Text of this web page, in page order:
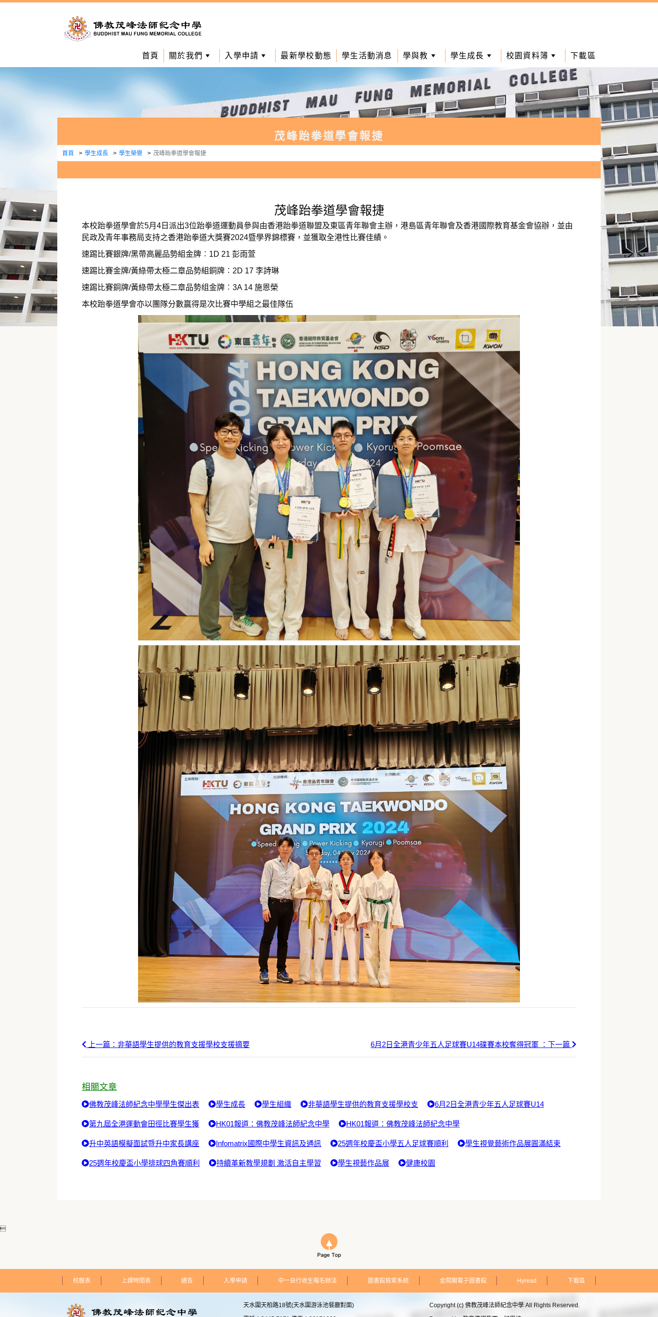
首頁 關於我們 入學申請 最新學校動態 學生活動消息 學與教 學生成長 校園資料簿 下載區
茂峰跆拳道學會報捷
首頁 學生成長 學生榮譽 茂峰跆拳道學會報捷
茂峰跆拳道學會報捷
本校跆拳道學會於5月4日派出3位跆拳道運動員參與由香港跆拳道聯盟及東區青年聯會主辦，港島區青年聯會及香港國際教育基金會協辦，並由
民政及青年事務局支持之香港跆拳道大獎賽2024暨學界錦標賽，並獲取全港性比賽佳績。
速踢比賽銀牌/黑帶高麗品勢組金牌︰1D 21 彭雨萱
速踢比賽金牌/黃綠帶太極二章品勢組銅牌︰2D 17 李詩琳
速踢比賽銅牌/黃綠帶太極二章品勢组金牌︰3A 14 施恩榮
本校跆拳道學會亦以團隊分數贏得是次比賽中學組之最佳隊伍
上一篇：非華語學生提供的教育支援學校支援摘要 6月2日全港青少年五人足球賽U14碟賽本校奪得冠軍 ：下一篇
相關文章
佛教茂峰法師紀念中學學生傑出表 學生成長 學生組織 非華語學生提供的教育支援學校支 6月2日全港青少年五人足球賽U14
第九屆全港運動會田徑比賽學生獲 HK01報道：佛教茂峰法師紀念中學 HK01報道：佛教茂峰法師紀念中學
升中英語模擬面試暨升中家長講座 Infomatrix國際中學生資訊及通訊 25週年校慶盃小學五人足球賽順利 學生視覺藝術作品展圓滿結束
25週年校慶盃小學排球四角賽順利 持續革新教學規劃 激活自主學習 學生視藝作品展 健康校園

校曆表 上課時間表 通告 入學申請 中一自行收生報名辦法 圖書館檢索系統 金閱閣電子圖書館 Hyread 下載區
天水圍天柏路18號(天水圍游泳池餐廳對面)
Copyright (c) 佛教茂峰法師紀念中學 All Rights Reserved.